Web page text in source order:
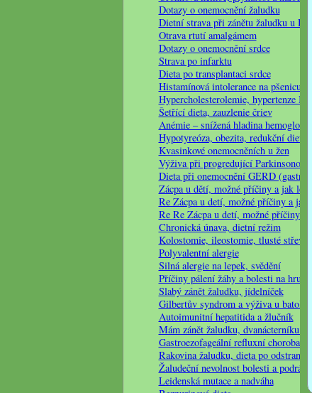
Dotazy o onemocnění žaludku
Dietní strava při zánětu žaludku u
Otrava rtutí amalgámem
Dotazy o onemocnění srdce
Strava po infarktu
Dieta po transplantaci srdce
Histamínová intolerance na pšenicu,
Hypercholesterolemie, hypertenze III
Šetřící dieta, zauzlenie čriev
Anémie – snížená hladina hemoglobinu
Hypotyreóza, obezita, redukční dieta
Kvasinkové onemocněních u žen
Výživa při progredující Parkinsonově
Dieta při onemocnění GERD
Zácpa u dětí, možné příčiny a jak léčit
Re Zácpa u detí, možné příčiny a jak
Re Re Zácpa u detí, možné příčiny a
Chronická únava, dietní režim
Kolostomie, ileostomie, tlusté střevo
Polyvalentní alergie
Silná alergie na lepek, svědění
Příčiny pálení žáhy a bolesti na hrudi
Slabý zánět žaludku, jídelníček
Gilbertův syndrom a výživa u batolete
Autoimunitní hepatitida a žlučník
Mám zánět žaludku, dvanácterníku…
Gastroezofageální refluxní choroba
Rakovina žaludku, dieta po odstranění
Žaludeční nevolnost bolesti a
Leidenská mutace a nadváha